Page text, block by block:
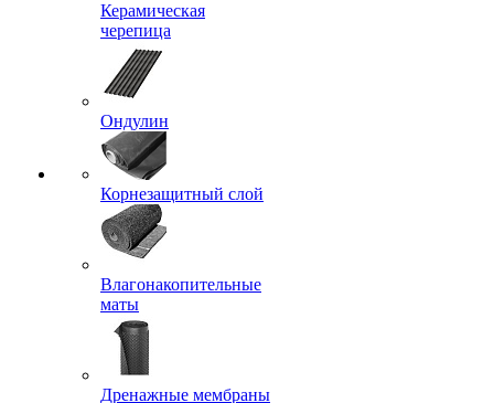
Керамическая
черепица
Ондулин
Корнезащитный слой
Влагонакопительные
маты
Дренажные мембраны